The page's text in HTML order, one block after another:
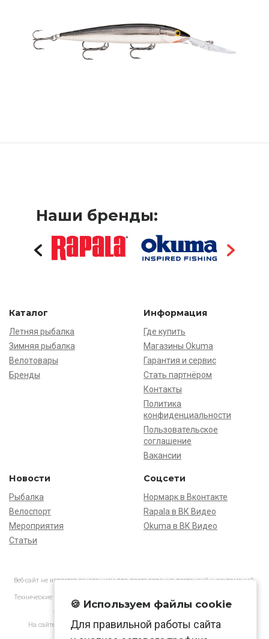
Наши бренды:
Каталог
Летняя рыбалка
Зимняя рыбалка
Велотовары
Бренды
Информация
Где купить
Магазины Okuma
Гарантия и сервис
Стать партнёром
Контакты
Политика
конфиденциальности
Пользовательское
соглашение
Вакансии
Новости
Рыбалка
Велоспорт
Мероприятия
Статьи
Соцсети
Нормарк в Вконтакте
Rapala в ВК Видео
Okuma в ВК Видео
Веб-сайт не является основанием для предъявления претензий и рекламаций,
Технические характеристики товаров могут отличаться от указанных на сайте.
АО «Нормарк» ИНН 7728172512 ОГРН 1037739603505
На сайте применяютсярекомендательные технологиив соответствии
🍪 Используем файлы cookie
Для правильной работы сайта